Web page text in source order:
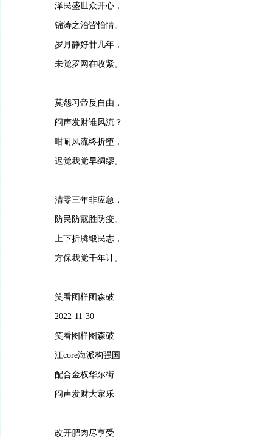
泽民盛世众开心，
锦涛之治皆怡情。
岁月静好廿几年，
未觉罗网在收紧。
莫怨习帝反自由，
闷声发财谁风流？
咁耐风流终折堕，
迟觉我党早绸缪。
清零三年非应急，
防民防寇胜防疫。
上下折腾锻民志，
方保我党千年计。
笑看图样图森破
2022-11-30
笑看图样图森破
江core海派构强国
配合金权华尔街
闷声发财大家乐
改开肥肉尽亨受